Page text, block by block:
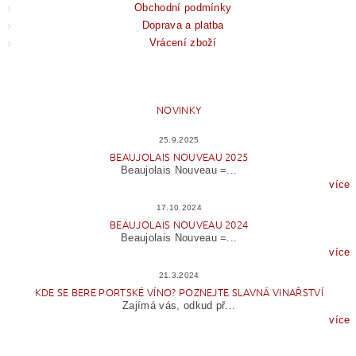
Obchodní podmínky
Doprava a platba
Vrácení zboží
NOVINKY
25.9.2025
BEAUJOLAIS NOUVEAU 2025
Beaujolais Nouveau =...
více
17.10.2024
BEAUJOLAIS NOUVEAU 2024
Beaujolais Nouveau =...
více
21.3.2024
KDE SE BERE PORTSKÉ VÍNO? POZNEJTE SLAVNÁ VINAŘSTVÍ
Zajímá vás, odkud př...
více